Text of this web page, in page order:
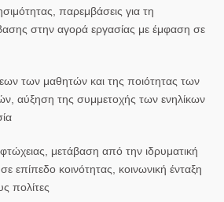
παρεμβάσεις για τη
στην αγορά εργασίας με έμφαση σε
των μαθητών και της ποιότητας των
αύξηση της συμμετοχής των ενηλίκων
μετάβαση από την ιδρυματική
επίπεδο κοινότητας, κοινωνική ένταξη
πολίτες